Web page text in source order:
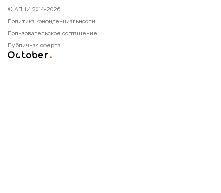
© АПНИ 2014-2026
Политика конфиденциальности
Пользовательское соглашение
Публичная оферта